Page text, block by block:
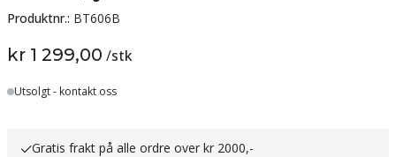
Produktnr.: BT606B
kr 1 299,00 /stk
Lager
Utsolgt - kontakt oss
Gratis frakt på alle ordre over kr 2000,-